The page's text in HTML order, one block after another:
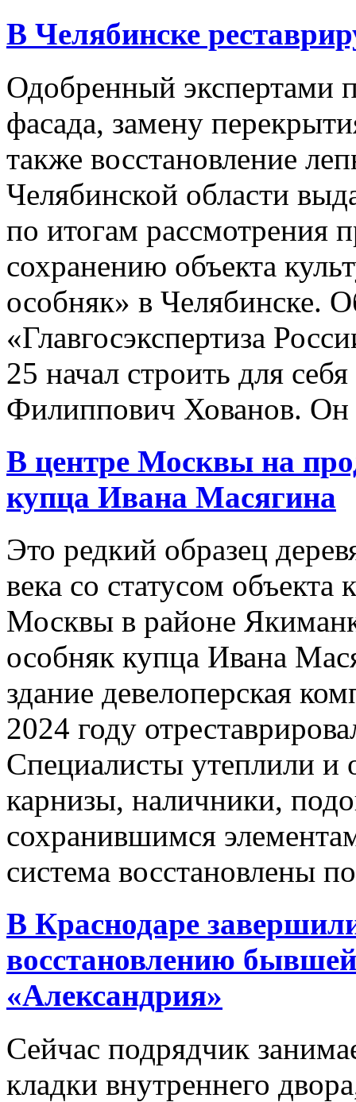
В Челябинске
Одобренный экспертами
фасада, замену
также восстановление
Челябинской области
по итогам рассмотрения
сохранению объекта
особняк» в Челябинске.
«Главгосэкспертиза
25 начал строить для
Филиппович Хованов. Он
В центре Москвы на
купца Ивана Масягина
Это редкий образец
века со статусом объекта
Москвы в районе
особняк купца Ивана
здание девелоперская
2024 году
Специалисты утеплили и
карнизы, наличники,
сохранившимся
система восстановлены
В Краснодаре
восстановлению
«Александрия»
Сейчас подрядчик
кладки внутреннего